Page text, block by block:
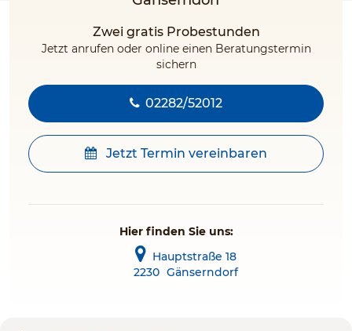
Zwei gratis Probestunden
Jetzt anrufen oder online einen Beratungstermin
sichern
02282/52012
Jetzt Termin vereinbaren
Hier finden Sie uns:
Hauptstraße 18
2230 Gänserndorf